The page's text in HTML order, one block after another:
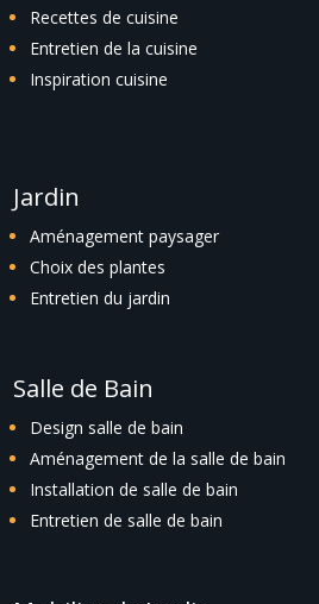
Recettes de cuisine
Entretien de la cuisine
Inspiration cuisine
Jardin
Aménagement paysager
Choix des plantes
Entretien du jardin
Salle de Bain
Design salle de bain
Aménagement de la salle de bain
Installation de salle de bain
Entretien de salle de bain